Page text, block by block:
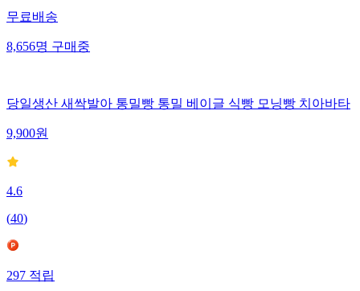
무료배송
8,656명구매중
당일생산 새싹발아 통밀빵 통밀 베이글 식빵 모닝빵 치아바타
9,900원
4.6
(40)
297적립